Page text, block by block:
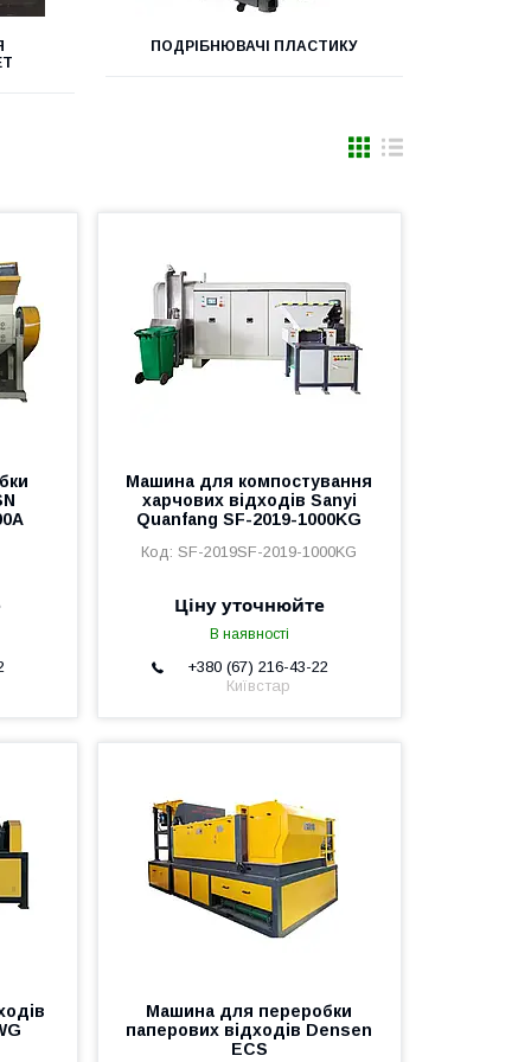
ПОДРІБНЮВАЧІ ПЛАСТИКУ
Машина для компостування
харчових відходів Sanyi
Quanfang SF-2019-1000KG
SF-2019SF-2019-1000KG
Ціну уточнюйте
В наявності
+380 (67) 216-43-22
Київстар
Машина для переробки
паперових відходів Densen
ECS